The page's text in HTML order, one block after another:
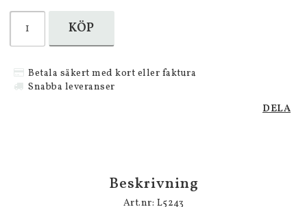
KÖP
Betala säkert med kort eller faktura
Snabba leveranser
DELA
Beskrivning
Art.nr: L5243